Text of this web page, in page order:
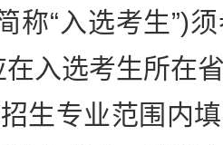
称“入选考生”)
入选考生所在
招生专业范围内